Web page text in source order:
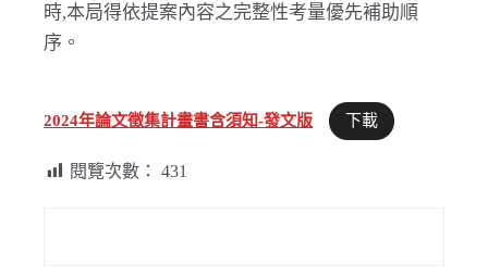
時,本局得依提案內容之完整性考量優先補助順
序。
2024年論文徵集計畫書含須知-發文版 下載
閱覽次數： 431